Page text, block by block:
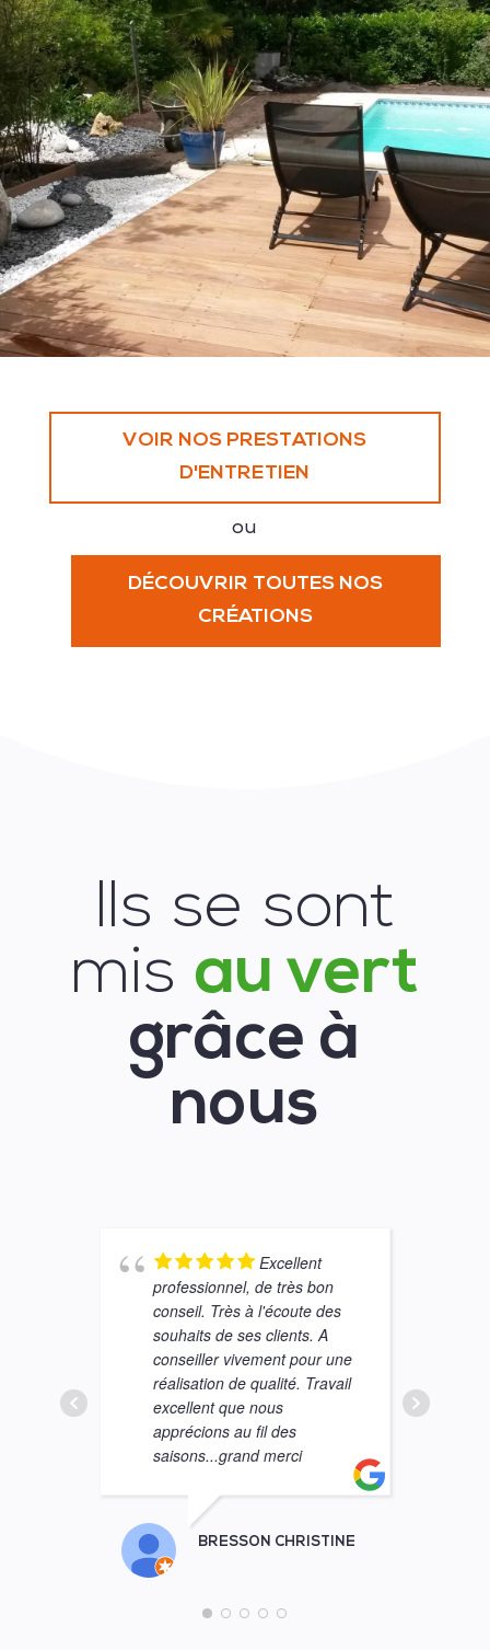
Bain de soleil
en bord de
piscine
VOIR NOS PRESTATIONS
D'ENTRETIEN
ou
DÉCOUVRIR TOUTES NOS
CRÉATIONS
Ils se sont
mis au vert
grâce à
nous
Excellent
professionnel, de très bon
conseil. Très à l'écoute des
souhaits de ses clients. A
conseiller vivement pour une
réalisation de qualité. Travail
excellent que nous
apprécions au fil des
saisons...grand merci
BRESSON CHRISTINE